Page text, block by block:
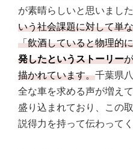
が素晴らしいと思いました
いう社会課題に対して単
「飲酒していると物理的
発したというストーリー
描かれています。千葉県
全な車を求める声が増え
盛り込まれており、この
説得力を持って伝わって